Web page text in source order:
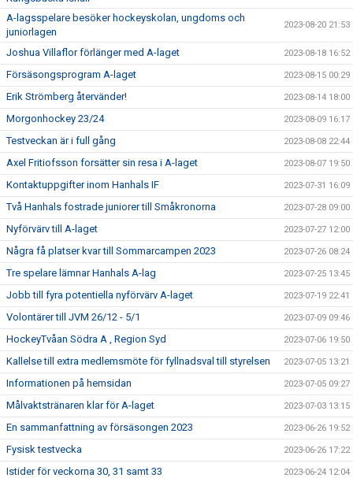
A-lagsspelare besöker hockeyskolan, ungdoms och
juniorlagen
2023-08-20 21:53
Joshua Villaflor förlänger med A-laget 2023-08-18 16:52
Försäsongsprogram A-laget 2023-08-15 00:29
Erik Strömberg återvänder! 2023-08-14 18:00
Morgonhockey 23/24 2023-08-09 16:17
Testveckan är i full gång 2023-08-08 22:44
Axel Fritiofsson forsätter sin resa i A-laget 2023-08-07 19:50
Kontaktuppgifter inom Hanhals IF 2023-07-31 16:09
Två Hanhals fostrade juniorer till Småkronorna 2023-07-28 09:00
Nyförvärv till A-laget 2023-07-27 12:00
Några få platser kvar till Sommarcampen 2023 2023-07-26 08:24
Tre spelare lämnar Hanhals A-lag 2023-07-25 13:45
Jobb till fyra potentiella nyförvärv A-laget 2023-07-19 22:41
Volontärer till JVM 26/12 - 5/1 2023-07-09 09:46
HockeyTvåan Södra A , Region Syd 2023-07-06 19:50
Kallelse till extra medlemsmöte för fyllnadsval till styrelsen 2023-07-05 13:21
Informationen på hemsidan 2023-07-05 09:27
Målvaktstränaren klar för A-laget 2023-07-03 13:15
En sammanfattning av försäsongen 2023 2023-06-26 19:52
Fysisk testvecka 2023-06-26 17:22
Istider för veckorna 30, 31 samt 33 2023-06-24 12:04